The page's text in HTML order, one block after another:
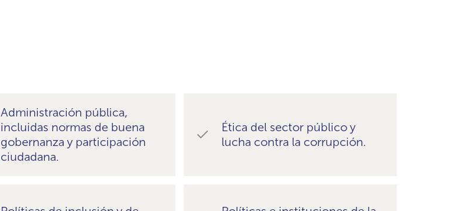
Administración pública,
incluidas normas de buena
gobernanza y participación
ciudadana.
Ética del sector público y
lucha contra la corrupción.